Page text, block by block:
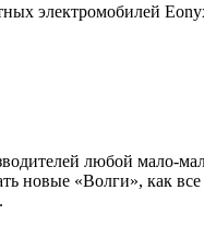
электромобилей
любой
новые «Волги», как